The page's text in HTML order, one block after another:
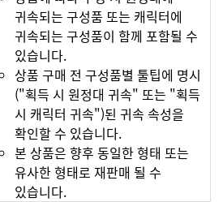
귀속되는 구성품 또는 캐릭터에
귀속되는 구성품이 함께 포함될 수
있습니다.
상품 구매 전 구성품별 툴팁에 명시
("획득 시 원정대 귀속" 또는 "획득
시 캐릭터 귀속")된 귀속 속성을
확인할 수 있습니다.
본 상품은 향후 동일한 형태 또는
유사한 형태로 재판매 될 수
있습니다.